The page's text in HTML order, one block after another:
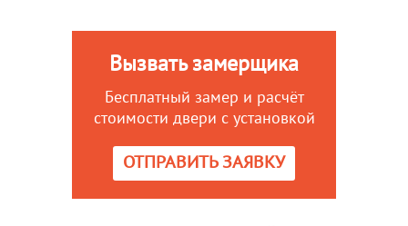
Вызвать замерщика
Бесплатный замер и расчёт
стоимости двери с установкой
ОТПРАВИТЬ ЗАЯВКУ